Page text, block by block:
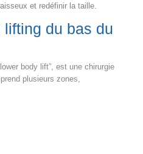
et redéfinir la taille.
lifting du bas du
body lift”, est une chirurgie
plusieurs zones,